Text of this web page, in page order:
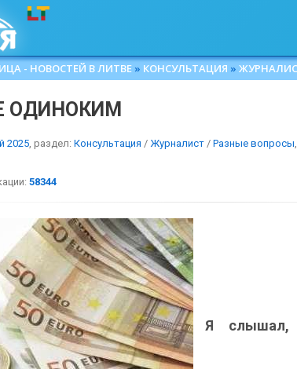
- НОВОСТЕЙ В ЛИТВЕ » КОНСУЛЬТАЦИЯ »
ОДИНОКИМ
2025, раздел: Консультация / Журналист / Разные вопросы,
58344
Я слышал,